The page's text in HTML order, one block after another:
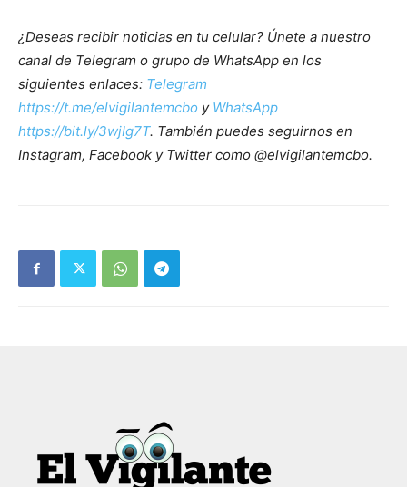
¿Deseas recibir noticias en tu celular? Únete a nuestro
canal de Telegram o grupo de WhatsApp en los
siguientes enlaces: Telegram
https://t.me/elvigilantemcbo y WhatsApp
https://bit.ly/3wjIg7T. También puedes seguirnos en
Instagram, Facebook y Twitter como @elvigilantemcbo.